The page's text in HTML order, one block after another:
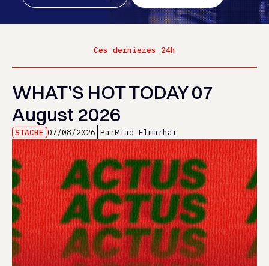
Ces dernieres 24h
WHAT’S HOT TODAY 07
August 2026
STACHE 07/08/2026 ParRiad Elmarhar